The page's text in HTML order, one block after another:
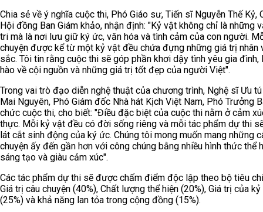
Chia sẻ về ý nghĩa cuộc thi, Phó Giáo sư, Tiến sĩ Nguyễn Thế Kỷ,
Hội đồng Ban Giám khảo, nhận định: "Kỷ vật không chỉ là những
tri mà là nơi lưu giữ ký ức, văn hóa và tình cảm của con người.
chuyện được kể từ một kỷ vật đều chứa đựng những giá trị nhân
sắc. Tôi tin rằng cuộc thi sẽ góp phần khơi dậy tình yêu gia đình,
hào về cội nguồn và những giá trị tốt đẹp của người Việt".
Trong vai trò đạo diễn nghệ thuật của chương trình, Nghệ sĩ Ưu tú
Mai Nguyên, Phó Giám đốc Nhà hát Kịch Việt Nam, Phó Trưởng
chức cuộc thi, cho biết: "Điều đặc biệt của cuộc thi nằm ở cảm
thực. Mỗi kỷ vật đều có đời sống riêng và mỗi tác phẩm dự thi
lát cắt sinh động của ký ức. Chúng tôi mong muốn mang những
chuyện ấy đến gần hơn với công chúng bằng nhiều hình thức thể
sáng tạo và giàu cảm xúc".
Các tác phẩm dự thi sẽ được chấm điểm độc lập theo bộ tiêu
Giá trị câu chuyện (40%), Chất lượng thể hiện (20%), Giá trị của
(25%) và khả năng lan tỏa trong cộng đồng (15%).